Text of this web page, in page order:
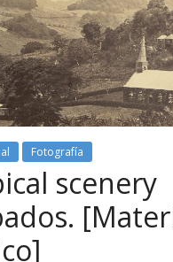
Fotografía
scenery